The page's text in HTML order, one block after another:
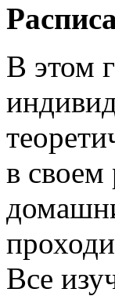
В этом
в своем
Все